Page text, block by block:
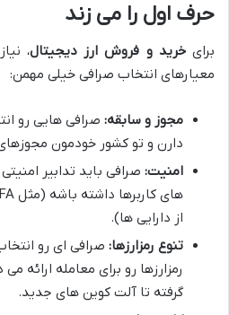
حرف اول را می زند
برایخرید و فروش ارز دیجیتال،
معیارهای انتخاب صرافی خیلی مهمن:
مجوز و سابقه: صرافی هایی رو
دارن و تو کشور خودمون مجوزهای
امنیت: صرافی باید تدابیر
از دارایی ها).
تنوع رمزارزها: صرافی ای رو
رمزارزها رو برای معامله ارائه
گرفته تا آلت کوین های جدید.